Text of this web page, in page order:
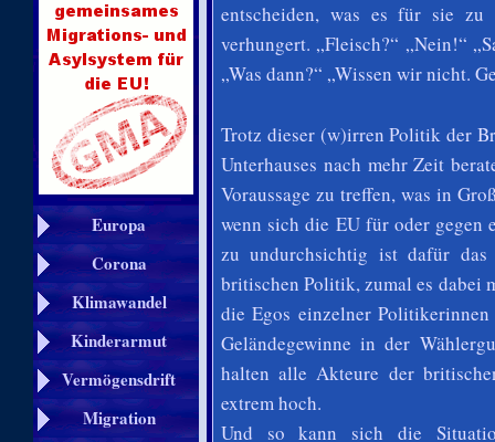
Europa
Corona
Klimawandel
Kinderarmut
Vermögensdrift
Migration
entscheiden, was es für sie zu
verhungert. „Fleisch?“ „Nein!“
„Was dann?“ „Wissen wir nicht.
Trotz dieser (w)irren Politik der
Unterhauses nach mehr Zeit
Voraussage zu treffen, was in
wenn sich die EU für oder gegen
zu undurchsichtig ist dafür das
britischen Politik, zumal es dabei
die Egos einzelner
Geländegewinne in der
halten alle Akteure der
extrem hoch.
Und so kann sich die